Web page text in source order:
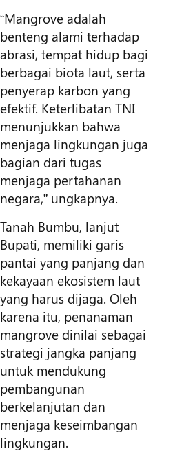
“Mangrove adalah
benteng alami terhadap
abrasi, tempat hidup bagi
berbagai biota laut, serta
penyerap karbon yang
efektif. Keterlibatan TNI
menunjukkan bahwa
menjaga lingkungan juga
bagian dari tugas
menjaga pertahanan
negara,” ungkapnya.
Tanah Bumbu, lanjut
Bupati, memiliki garis
pantai yang panjang dan
kekayaan ekosistem laut
yang harus dijaga. Oleh
karena itu, penanaman
mangrove dinilai sebagai
strategi jangka panjang
untuk mendukung
pembangunan
berkelanjutan dan
menjaga keseimbangan
lingkungan.